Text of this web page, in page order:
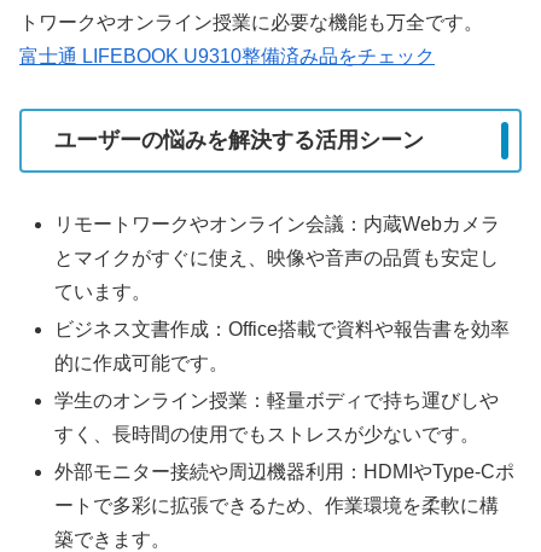
トワークやオンライン授業に必要な機能も万全です。
富士通 LIFEBOOK U9310整備済み品をチェック
ユーザーの悩みを解決する活用シーン
リモートワークやオンライン会議：内蔵Webカメラ
とマイクがすぐに使え、映像や音声の品質も安定し
ています。
ビジネス文書作成：Office搭載で資料や報告書を効率
的に作成可能です。
学生のオンライン授業：軽量ボディで持ち運びしや
すく、長時間の使用でもストレスが少ないです。
外部モニター接続や周辺機器利用：HDMIやType-Cポ
ートで多彩に拡張できるため、作業環境を柔軟に構
築できます。